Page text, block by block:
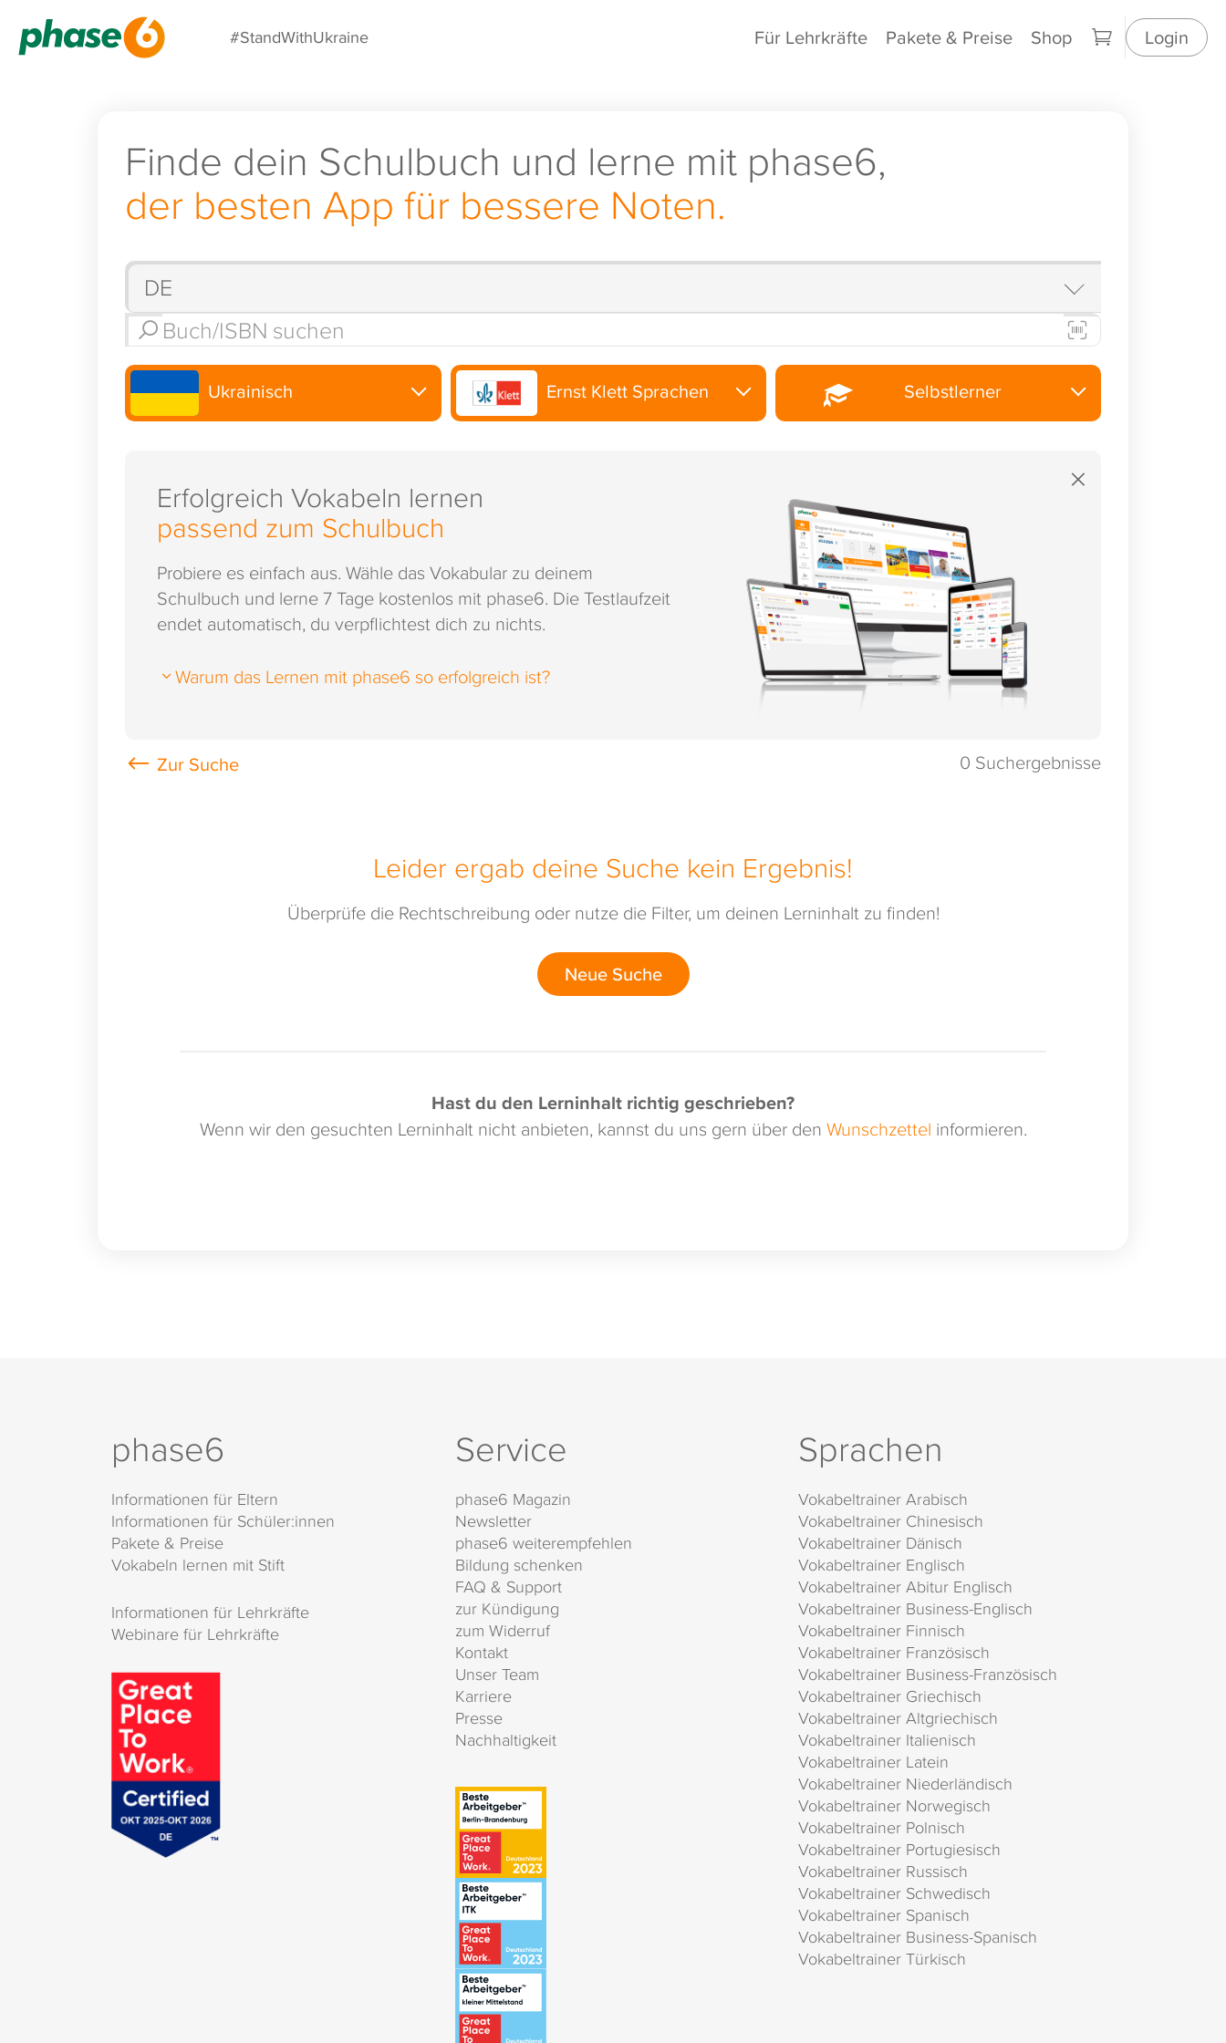
#StandWithUkraine Für Lehrkräfte Pakete & Preise Shop Login
Finde dein Schulbuch und lerne mit phase6,
der besten App für bessere Noten.
Ukrainisch Ernst Klett Sprachen Selbstlerner
×
Erfolgreich Vokabeln lernen
passend zum Schulbuch
Probiere es einfach aus. Wähle das Vokabular zu deinem
Schulbuch und lerne 7 Tage kostenlos mit phase6. Die Testlaufzeit
endet automatisch, du verpflichtest dich zu nichts.
Warum das Lernen mit phase6 so erfolgreich ist?
0 Suchergebnisse
Leider ergab deine Suche kein Ergebnis!
Überprüfe die Rechtschreibung oder nutze die Filter, um deinen Lerninhalt zu finden!
Neue Suche
Hast du den Lerninhalt richtig geschrieben?
Wenn wir den gesuchten Lerninhalt nicht anbieten, kannst du uns gern über den Wunschzettel informieren.
phase6
Informationen für Eltern
Informationen für Schüler:innen
Pakete & Preise
Vokabeln lernen mit Stift
Informationen für Lehrkräfte
Webinare für Lehrkräfte
Service
phase6 Magazin
Newsletter
phase6 weiterempfehlen
Bildung schenken
FAQ & Support
zur Kündigung
zum Widerruf
Kontakt
Unser Team
Karriere
Presse
Nachhaltigkeit
Sprachen
Vokabeltrainer Arabisch
Vokabeltrainer Chinesisch
Vokabeltrainer Dänisch
Vokabeltrainer Englisch
Vokabeltrainer Abitur Englisch
Vokabeltrainer Business-Englisch
Vokabeltrainer Finnisch
Vokabeltrainer Französisch
Vokabeltrainer Business-Französisch
Vokabeltrainer Griechisch
Vokabeltrainer Altgriechisch
Vokabeltrainer Italienisch
Vokabeltrainer Latein
Vokabeltrainer Niederländisch
Vokabeltrainer Norwegisch
Vokabeltrainer Polnisch
Vokabeltrainer Portugiesisch
Vokabeltrainer Russisch
Vokabeltrainer Schwedisch
Vokabeltrainer Spanisch
Vokabeltrainer Business-Spanisch
Vokabeltrainer Türkisch